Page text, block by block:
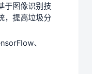
于图像识别技
，提高垃圾分
、